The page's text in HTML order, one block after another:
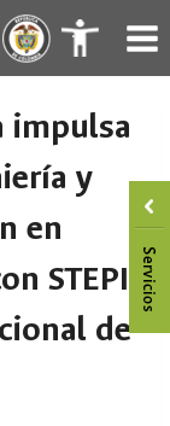
. .
impulsa
y
en
STEPI
de